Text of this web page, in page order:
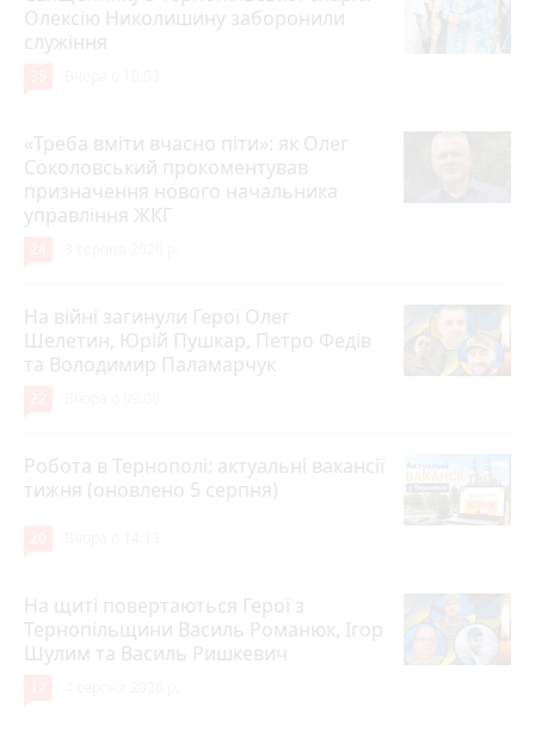
Олексію Николишину заборонили
служіння
«Треба вміти вчасно піти»: як Олег
Соколовський прокоментував
призначення нового начальника
управління ЖКГ
На війні загинули Герої Олег
Шелетин, Юрій Пушкар, Петро Федів
та Володимир Паламарчук
Робота в Тернополі: актуальні вакансії
тижня (оновлено 5 серпня)
На щиті повертаються Герої з
Тернопільщини Василь Романюк, Ігор
Шулим та Василь Ришкевич